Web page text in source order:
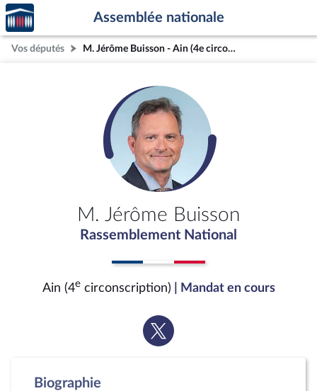
Aller au contenu
Aller en bas de la page
Accèder
à la
page
d'accueil
Assemblée nationale
Vos députés M. Jérôme Buisson - Ain (4e circonscription)
M. Jérôme Buisson
Rassemblement National
Ain (4ecirconscription) | Mandat en cours
Voir
la
Biographie